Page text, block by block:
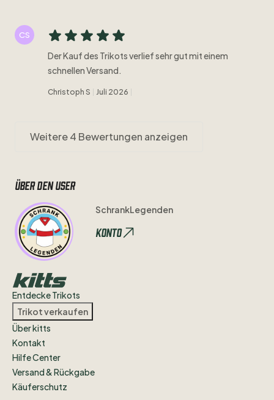
CS
Der Kauf des Trikots verlief sehr gut mit einem
schnellen Versand.
Christoph S Juli 2026
Weitere 4 Bewertungen anzeigen
Über den user
SchrankLegenden
Konto
Entdecke Trikots
Trikot verkaufen
Über kitts
Kontakt
Hilfe Center
Versand & Rückgabe
Käuferschutz